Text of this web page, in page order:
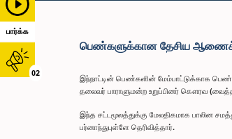
பார்க்க
02
பெண்களுக்கான தேசிய
இந்நாட்டின் பெண்களின் மேம்பாட்டுக்காக
தலைவர் பாராளுமன்ற உறுப்பினர் கௌரவ
இந்த சட்டமூலத்துக்கு மேலதிகமாக பாலின
பர்னாந்துபுள்ளே தெரிவித்தார்.